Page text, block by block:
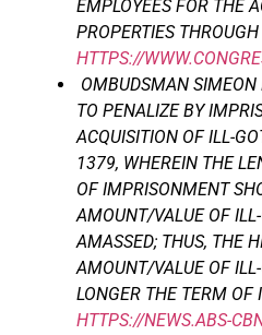
EMPLOYEES FOR THE
PROPERTIES
HTTPS://
OMBUDSMAN SIMEON
TO PENALIZE BY
ACQUISITION OF ILL-
1379, WHEREIN THE
OF IMPRISONMENT
AMOUNT/VALUE OF
AMASSED; THUS, THE
AMOUNT/VALUE OF
LONGER THE TERM OF
HTTPS://NEWS.ABS-